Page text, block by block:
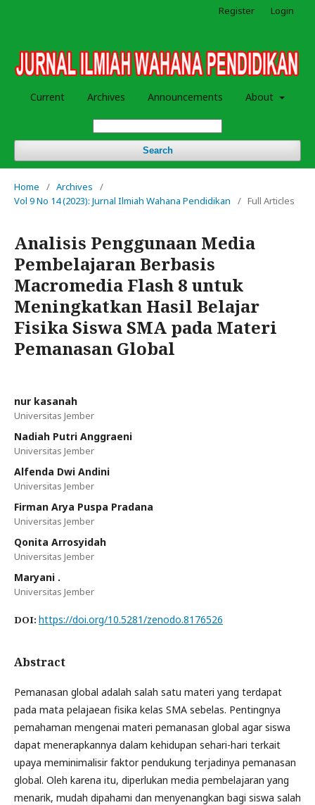
Current Archives Announcements About
Search
Register Login
Home / Archives
/
Vol 9 No 14 (2023): Jurnal Ilmiah Wahana Pendidikan
/ Full Articles
Analisis Penggunaan Media
Pembelajaran Berbasis
Macromedia Flash 8 untuk
Meningkatkan Hasil Belajar
Fisika Siswa SMA pada Materi
Pemanasan Global
nur kasanah
Universitas Jember
Nadiah Putri Anggraeni
Universitas Jember
Alfenda Dwi Andini
Universitas Jember
Firman Arya Puspa Pradana
Universitas Jember
Qonita Arrosyidah
Universitas Jember
Maryani .
Universitas Jember
DOI: https://doi.org/10.5281/zenodo.8176526
Abstract
Pemanasan global adalah salah satu materi yang terdapat
pada mata pelajaean fisika kelas SMA sebelas. Pentingnya
pemahaman mengenai materi pemanasan global agar siswa
dapat menerapkannya dalam kehidupan sehari-hari terkait
upaya meminimalisir faktor pendukung terjadinya pemanasan
global. Oleh karena itu, diperlukan media pembelajaran yang
menarik, mudah dipahami dan menyenangkan bagi siswa salah